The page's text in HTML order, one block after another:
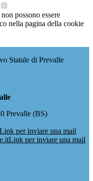
possono essere
nella pagina della cookie
Statale di Prevalle
Prevalle (BS)
Link per inviare una mail
Link per inviare una mail